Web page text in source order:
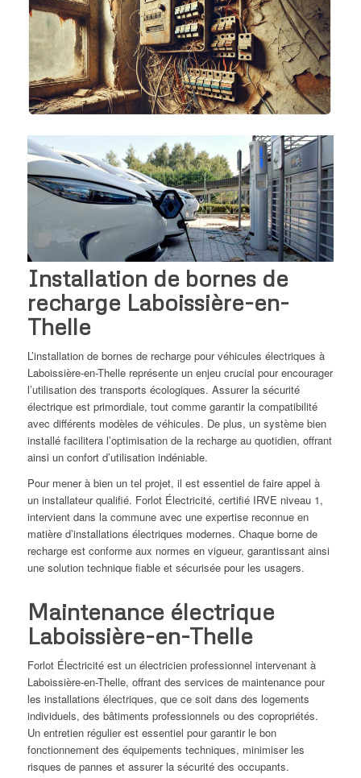
Installation de bornes de
recharge Laboissière-en-
Thelle
L’installation de bornes de recharge pour véhicules électriques à
Laboissière-en-Thelle représente un enjeu crucial pour encourager
l’utilisation des transports écologiques. Assurer la sécurité
électrique est primordiale, tout comme garantir la compatibilité
avec différents modèles de véhicules. De plus, un système bien
installé facilitera l’optimisation de la recharge au quotidien, offrant
ainsi un confort d’utilisation indéniable.
Pour mener à bien un tel projet, il est essentiel de faire appel à
un installateur qualifié. Forlot Électricité, certifié IRVE niveau 1,
intervient dans la commune avec une expertise reconnue en
matière d’installations électriques modernes. Chaque borne de
recharge est conforme aux normes en vigueur, garantissant ainsi
une solution technique fiable et sécurisée pour les usagers.
Maintenance électrique
Laboissière-en-Thelle
Forlot Électricité est un électricien professionnel intervenant à
Laboissière-en-Thelle, offrant des services de maintenance pour
les installations électriques, que ce soit dans des logements
individuels, des bâtiments professionnels ou des copropriétés.
Un entretien régulier est essentiel pour garantir le bon
fonctionnement des équipements techniques, minimiser les
risques de pannes et assurer la sécurité des occupants.